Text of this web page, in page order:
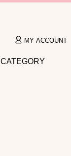
MY ACCOUNT
CATEGORY